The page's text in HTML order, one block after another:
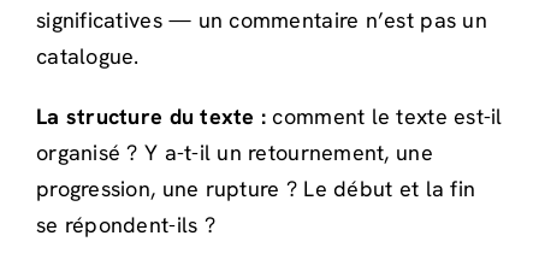
significatives — un commentaire n’est pas un
catalogue.
La structure du texte : comment le texte est-il
organisé ? Y a-t-il un retournement, une
progression, une rupture ? Le début et la fin
se répondent-ils ?